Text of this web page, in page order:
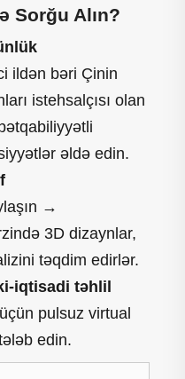
Sorğu Alın?
ildən bəri Çinin
istehsalçısı olan
əldə edin.
→
3D dizaynlar,
təqdim edirlər.
iqtisadi təhlil
pulsuz virtual
edin.